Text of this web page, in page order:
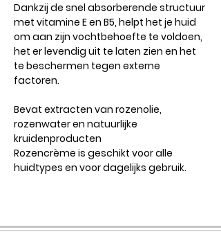
Dankzij de snel absorberende structuur
met vitamine E en B5, helpt het je huid
om aan zijn vochtbehoefte te voldoen,
het er levendig uit te laten zien en het
te beschermen tegen externe
factoren.
Bevat extracten van rozenolie,
rozenwater en natuurlijke
kruidenproducten
Rozencrème is geschikt voor alle
huidtypes en voor dagelijks gebruik.